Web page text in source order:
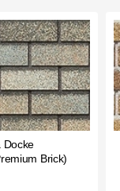
Docke
Brick)